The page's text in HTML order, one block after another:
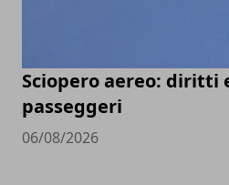
Sciopero aereo: diritti
passeggeri
06/08/2026